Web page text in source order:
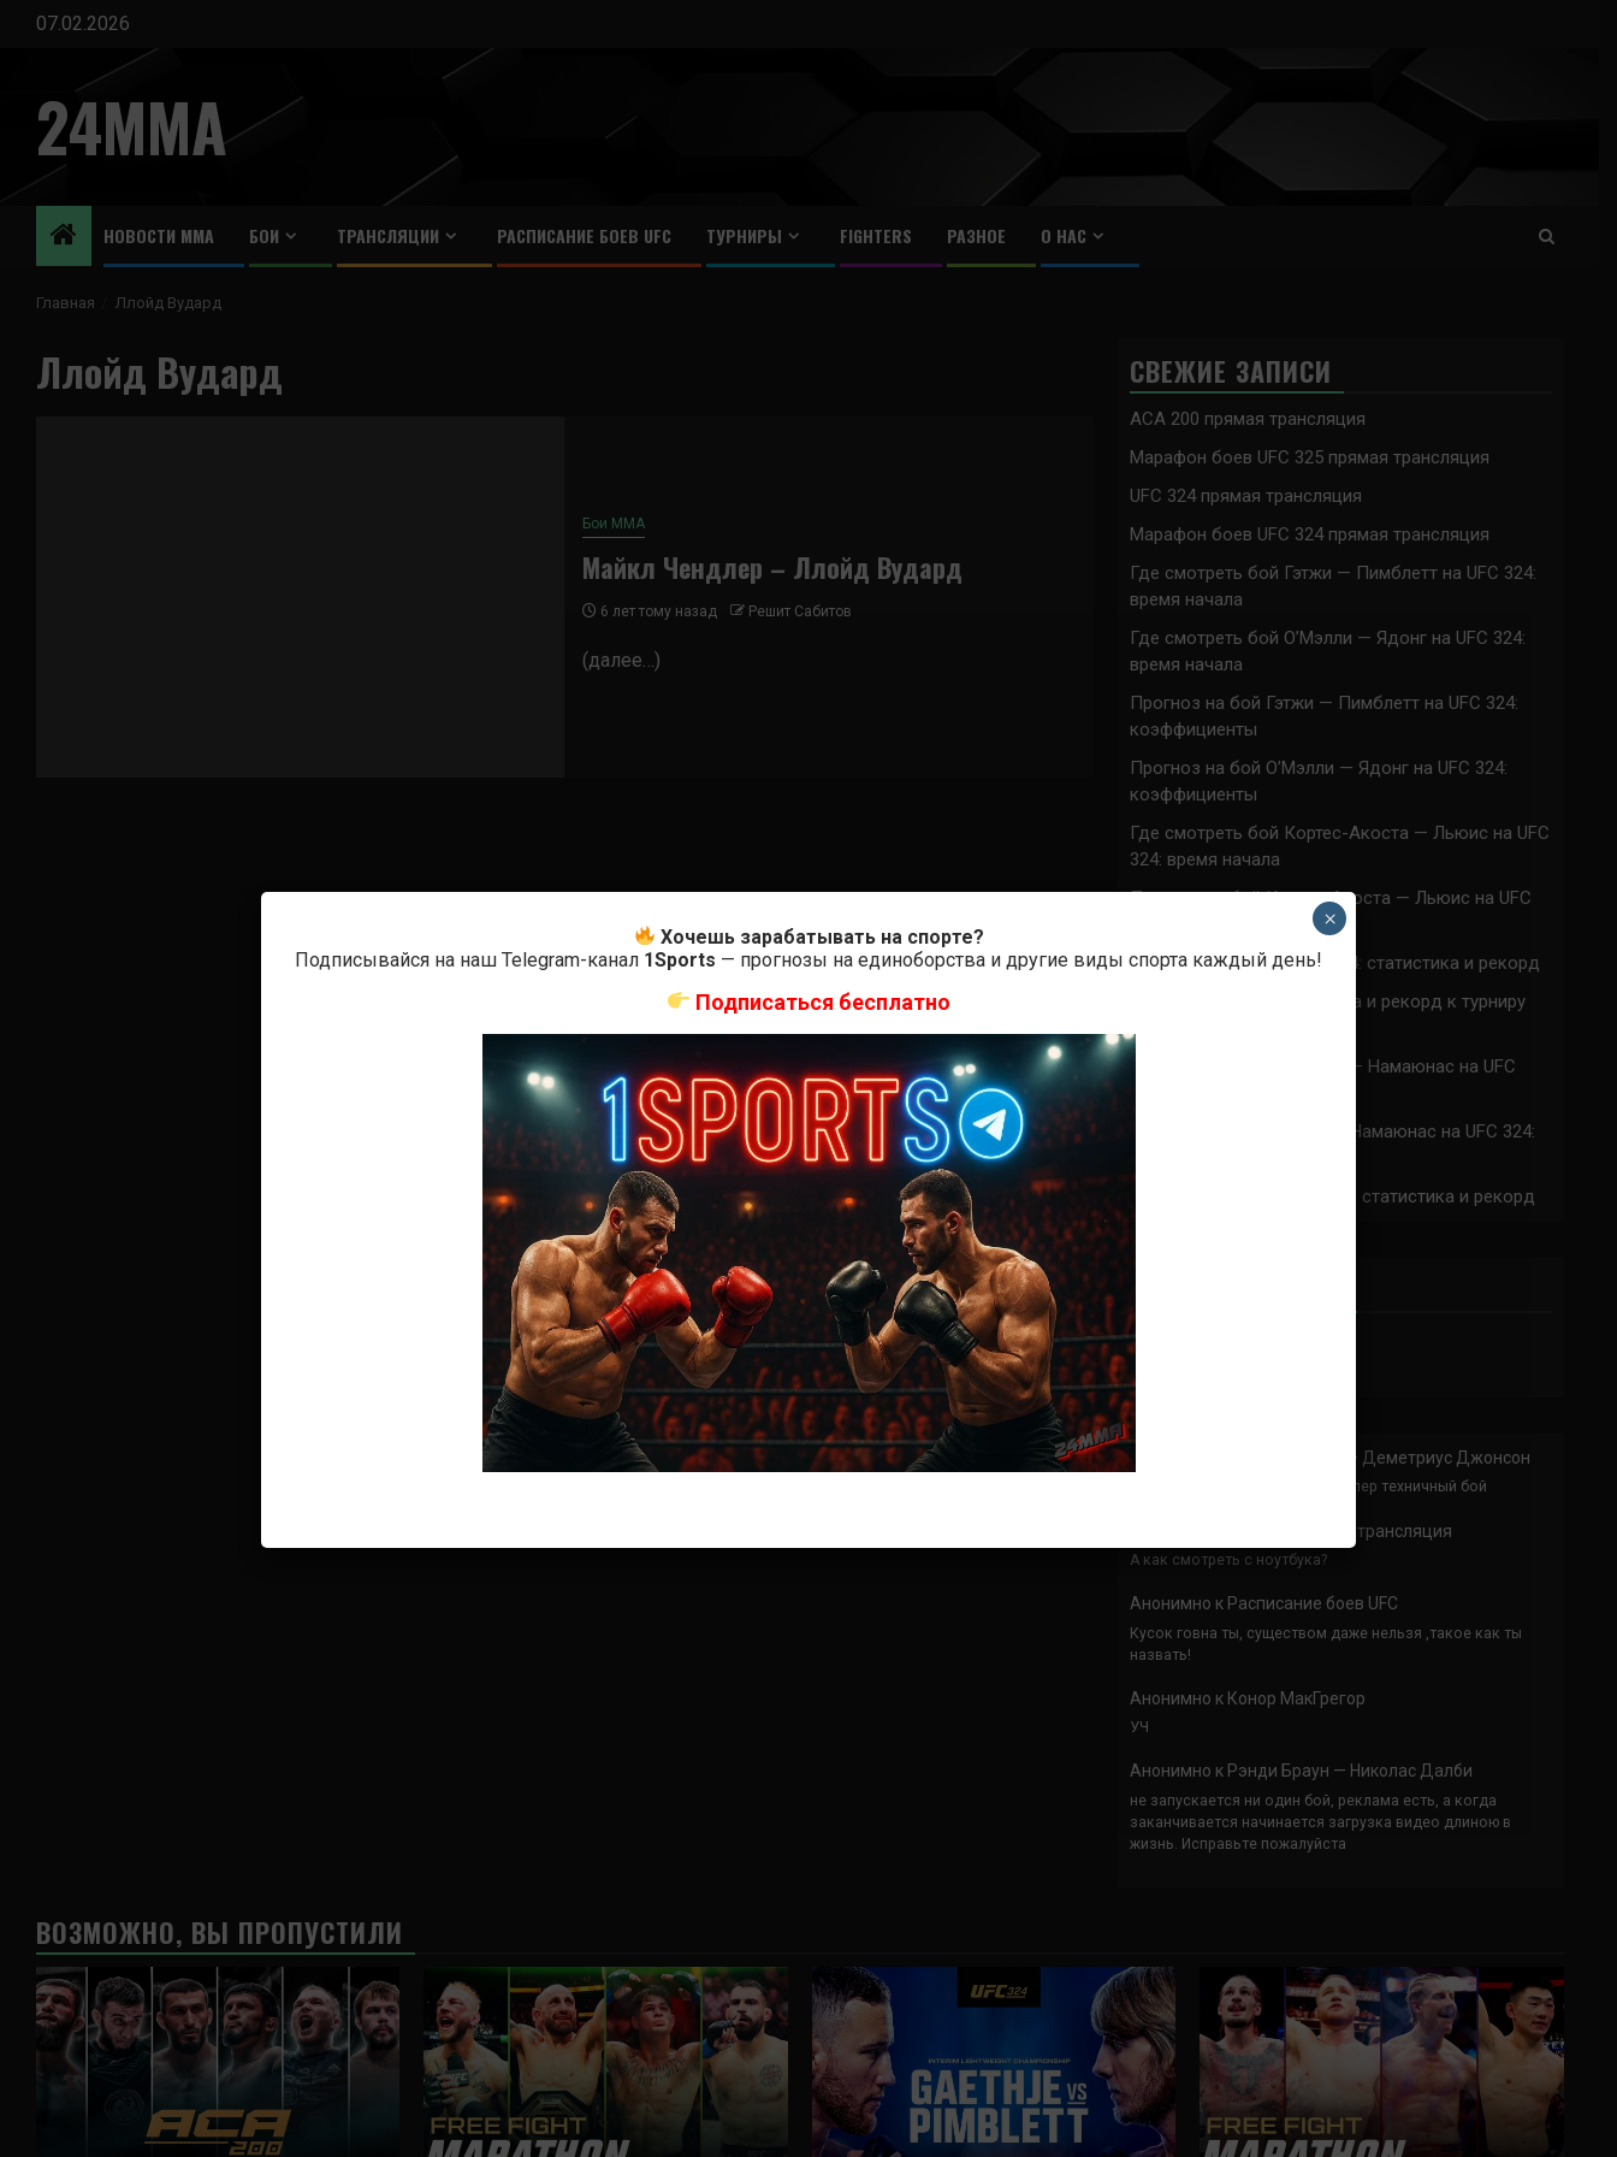
Перейти
содержимому
07.02.2026
24MMA
НОВОСТИ ММА БОИ ТРАНСЛЯЦИИ РАСПИСАНИЕ БОЕВ UFC ТУРНИРЫ FIGHTERS РАЗНОЕ О НАС
Главная Ллойд Вудард
Ллойд Вудард
Бои ММА
Майкл Чендлер – Ллойд Вудард
6 лет тому назад Решит Сабитов
(далее…)
СВЕЖИЕ ЗАПИСИ
ACA 200 прямая трансляция
Марафон боев UFC 325 прямая трансляция
UFC 324 прямая трансляция
Марафон боев UFC 324 прямая трансляция
Где смотреть бой Гэтжи — Пимблетт на UFC 324:
время начала
Где смотреть бой О’Мэлли — Ядонг на UFC 324:
время начала
Прогноз на бой Гэтжи — Пимблетт на UFC 324:
коэффициенты
Прогноз на бой О’Мэлли — Ядонг на UFC 324:
коэффициенты
Где смотреть бой Кортес-Акоста — Льюис на UFC
324: время начала
Прогноз на бой Кортес-Акоста — Льюис на UFC
Наталья Сильва на UFC 324: статистика и рекорд
Роуз Намаюнас: статистика и рекорд к турниру
Где смотреть бой Сильва — Намаюнас на UFC
Прогноз на бой Сильва — Намаюнас на UFC 324:
Арнольд Аллен на UFC 324: статистика и рекорд
Анонимно Доминик Круз — Деметриус Джонсон
Спасибо что выложили этот супер техничный бой
UFC 324 прямая трансляция
А как смотреть с ноутбука?
Анонимно к Расписание боев UFC
Кусок говна ты, существом даже нельзя ,такое как ты
назвать!
Анонимно к Конор МакГрегор
УЧ
Анонимно к Рэнди Браун — Николас Далби
не запускается ни один бой, реклама есть, а когда
заканчивается начинается загрузка видео длиною в
жизнь. Исправьте пожалуйста
ВОЗМОЖНО, ВЫ ПРОПУСТИЛИ
Хочешь зарабатывать на спорте?
Подписывайся на наш Telegram-канал 1Sports — прогнозы на единоборства и другие виды спорта каждый день!
Подписаться бесплатно
×